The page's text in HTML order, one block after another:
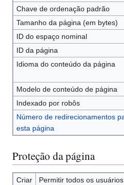
Chave de ordenação padrão
Tamanho da página (em bytes)
ID do espaço nominal
ID da página
Idioma do conteúdo da página
Modelo de conteúdo de página
Indexado por robôs
Número de redirecionamentos
esta página
Proteção da página
Criar Permitir todos os